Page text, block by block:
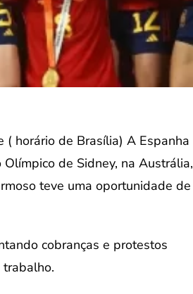
( horário de Brasília) A Espanha
de Sidney, na Austrália,
teve uma oportunidade de
cobranças e protestos
trabalho.